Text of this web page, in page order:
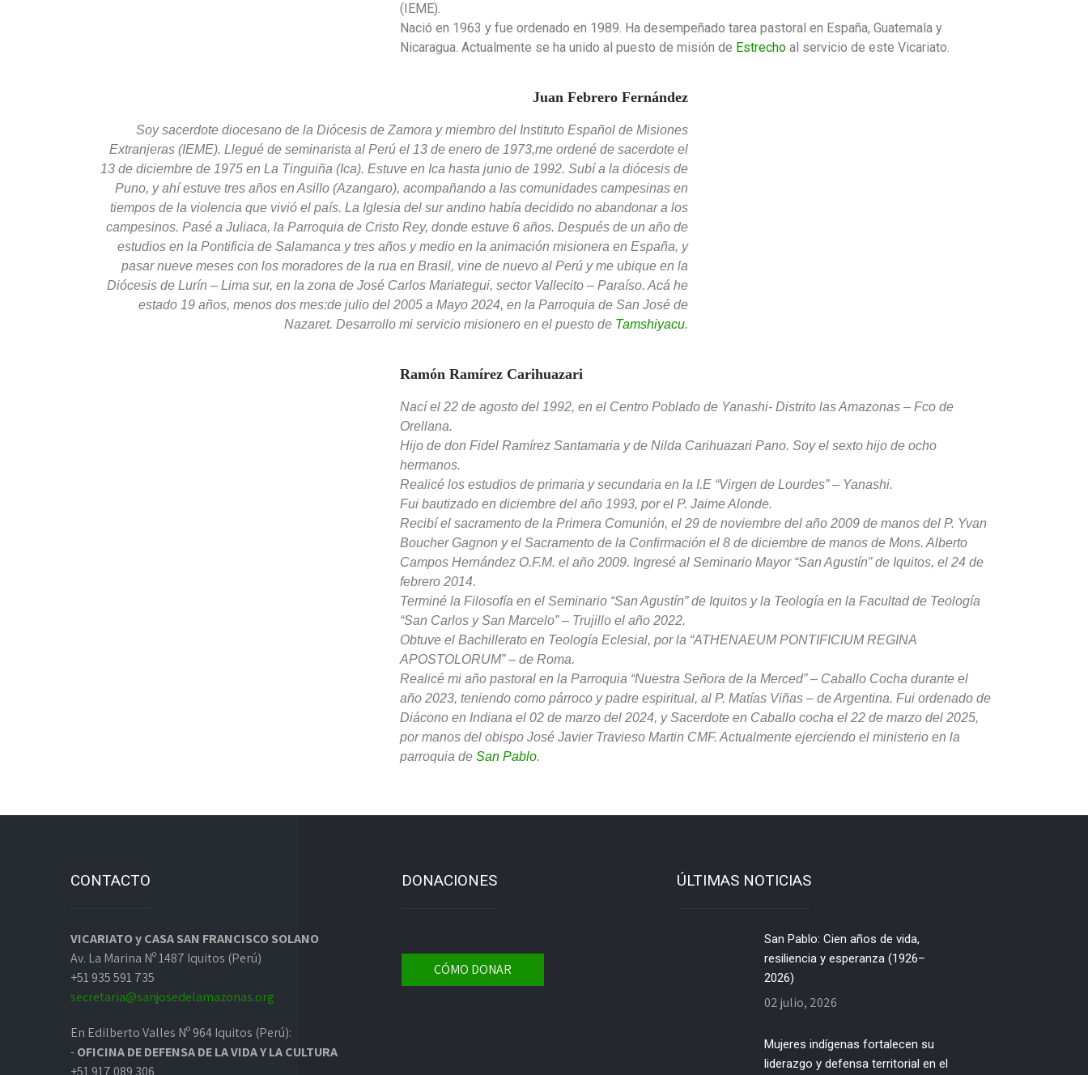
(IEME).
Nació en 1963 y fue ordenado en 1989. Ha desempeñado tarea pastoral en España, Guatemala y
Nicaragua. Actualmente se ha unido al puesto de misión de Estrecho al servicio de este Vicariato.
Juan Febrero Fernández
Soy sacerdote diocesano de la Diócesis de Zamora y miembro del Instituto Español de Misiones
Extranjeras (IEME). Llegué de seminarista al Perú el 13 de enero de 1973,me ordené de sacerdote el
13 de diciembre de 1975 en La Tinguiña (Ica). Estuve en Ica hasta junio de 1992. Subí a la diócesis de
Puno, y ahí estuve tres años en Asillo (Azangaro), acompañando a las comunidades campesinas en
tiempos de la violencia que vivió el país. La Iglesia del sur andino había decidido no abandonar a los
campesinos. Pasé a Juliaca, la Parroquia de Cristo Rey, donde estuve 6 años. Después de un año de
estudios en la Pontificia de Salamanca y tres años y medio en la animación misionera en España, y
pasar nueve meses con los moradores de la rua en Brasil, vine de nuevo al Perú y me ubique en la
Diócesis de Lurín – Lima sur, en la zona de José Carlos Mariategui, sector Vallecito – Paraíso. Acá he
estado 19 años, menos dos mes:de julio del 2005 a Mayo 2024, en la Parroquia de San José de
Nazaret. Desarrollo mi servicio misionero en el puesto de Tamshiyacu.
Ramón Ramírez Carihuazari
Nací el 22 de agosto del 1992, en el Centro Poblado de Yanashi- Distrito las Amazonas – Fco de
Orellana.
Hijo de don Fidel Ramírez Santamaria y de Nilda Carihuazari Pano. Soy el sexto hijo de ocho
hermanos.
Realicé los estudios de primaria y secundaria en la I.E “Virgen de Lourdes” – Yanashi.
Fui bautizado en diciembre del año 1993, por el P. Jaime Alonde.
Recibí el sacramento de la Primera Comunión, el 29 de noviembre del año 2009 de manos del P. Yvan
Boucher Gagnon y el Sacramento de la Confirmación el 8 de diciembre de manos de Mons. Alberto
Campos Hernández O.F.M. el año 2009. Ingresé al Seminario Mayor “San Agustín” de Iquitos, el 24 de
febrero 2014.
Terminé la Filosofía en el Seminario “San Agustín” de Iquitos y la Teología en la Facultad de Teología
“San Carlos y San Marcelo” – Trujillo el año 2022.
Obtuve el Bachillerato en Teología Eclesial, por la “ATHENAEUM PONTIFICIUM REGINA
APOSTOLORUM” – de Roma.
Realicé mi año pastoral en la Parroquia “Nuestra Señora de la Merced” – Caballo Cocha durante el
año 2023, teniendo como párroco y padre espiritual, al P. Matías Viñas – de Argentina. Fui ordenado de
Diácono en Indiana el 02 de marzo del 2024, y Sacerdote en Caballo cocha el 22 de marzo del 2025,
por manos del obispo José Javier Travieso Martin CMF. Actualmente ejerciendo el ministerio en la
parroquia deSan Pablo.
CONTACTO
VICARIATO y CASA SAN FRANCISCO SOLANO
Av. La Marina Nº 1487 Iquitos (Perú)
+51 935 591 735
secretaria@sanjosedelamazonas.org
En Edilberto Valles Nº 964 Iquitos (Perú):
-OFICINA DE DEFENSA DE LA VIDA Y LA CULTURA
+51 917 089 306
DONACIONES
CÓMO DONAR
ÚLTIMAS NOTICIAS
San Pablo: Cien años de vida,
resiliencia y esperanza (1926–
2026)
02 julio, 2026
Mujeres indígenas fortalecen su
liderazgo y defensa territorial en el